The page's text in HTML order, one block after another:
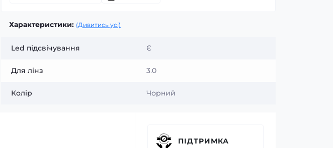
Характеристики: (Дивитись усі)
Led підсвічування Є
Для лінз 3.0
Колір Чорний
ПІДТРИМКА